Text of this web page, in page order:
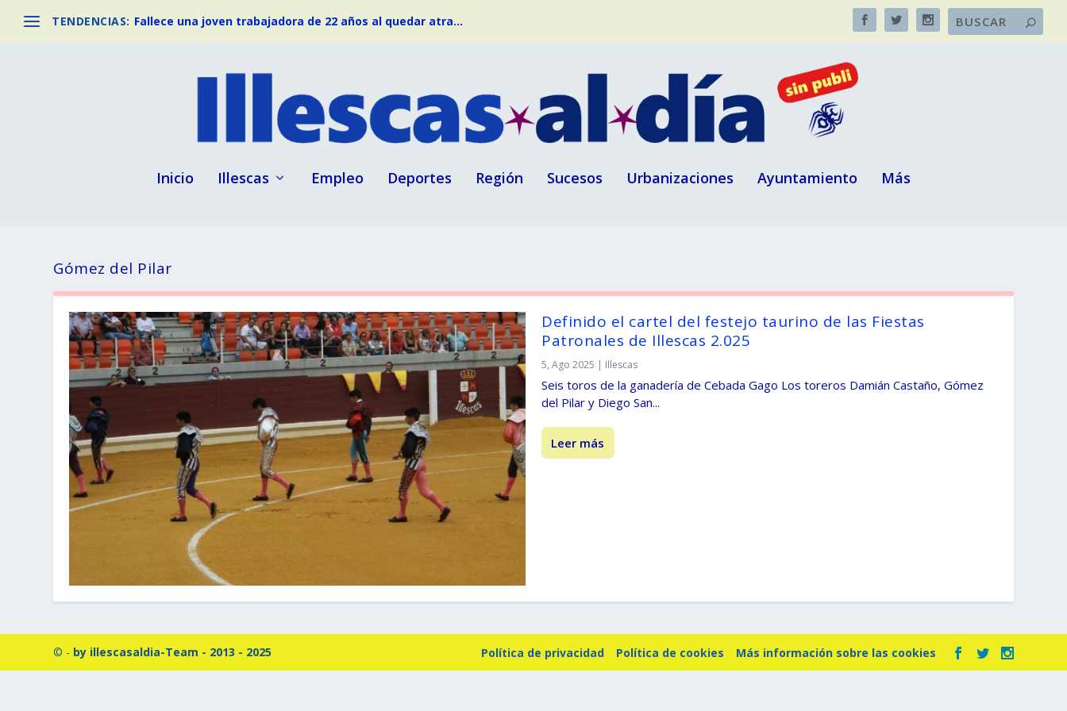
TENDENCIAS: Fallece una joven trabajadora de 22 años al quedar atra...
Inicio Illescas Empleo Deportes Región Sucesos Urbanizaciones Ayuntamiento Más
Gómez del Pilar
Definido el cartel del festejo taurino de las Fiestas
Patronales de Illescas 2.025
5, Ago 2025 | Illescas
Seis toros de la ganadería de Cebada Gago Los toreros Damián Castaño, Gómez
del Pilar y Diego San...
Leer más
© - by illescasaldia-Team - 2013 - 2025 Política de privacidad Política de cookies Más información sobre las cookies